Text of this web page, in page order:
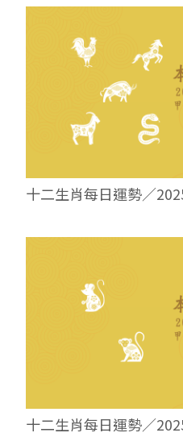
十二生肖每日運勢／
十二生肖每日運勢／